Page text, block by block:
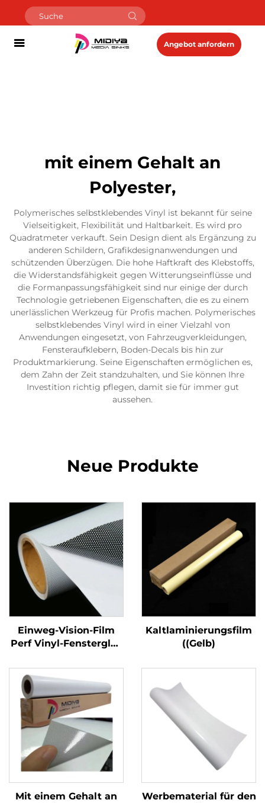
Angebot anfordern
mit einem Gehalt an
Polyester,
Polymerisches selbstklebendes Vinyl ist bekannt für seine
Vielseitigkeit, Flexibilität und Haltbarkeit. Es wird pro
Quadratmeter verkauft. Sein Design dient als Ergänzung zu
anderen Schildern, Grafikdesignanwendungen und
schützenden Überzügen. Die hohe Haftkraft des Klebstoffs,
die Widerstandsfähigkeit gegen Witterungseinflüsse und
die Formanpassungsfähigkeit sind nur einige der durch
Technologie getriebenen Eigenschaften, die es zu einem
unerlässlichen Werkzeug für Profis machen. Polymerisches
selbstklebendes Vinyl wird in einer Vielzahl von
Anwendungen eingesetzt, von Fahrzeugverkleidungen,
Fensteraufklebern, Boden-Decals bis hin zur
Produktmarkierung. Seine Eigenschaften ermöglichen es,
dem Zahn der Zeit standzuhalten, und Sie können Ihre
Investition richtig pflegen, damit sie für immer gut
aussehen.
Neue Produkte
Einweg-Vision-Film
Perf Vinyl-Fensterglas
Perforierter Vinylroll
Kaltlaminierungsfilm
((Gelb)
Mit einem Gehalt an
Werbematerial für den